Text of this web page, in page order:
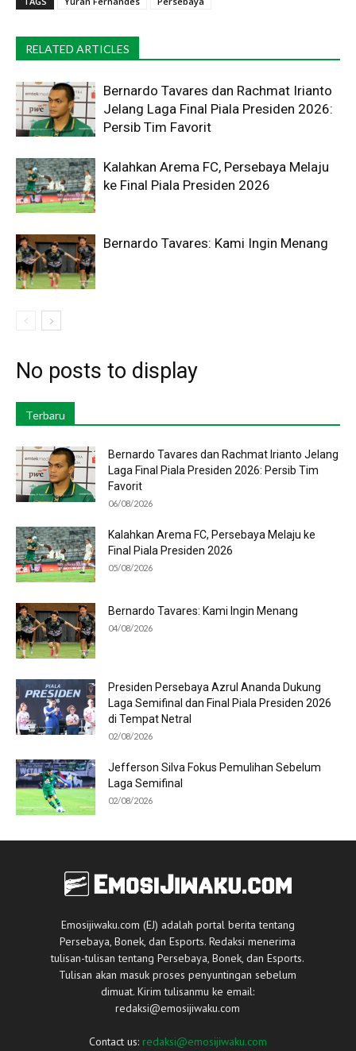
RELATED ARTICLES
Bernardo Tavares dan Rachmat Irianto
Jelang Laga Final Piala Presiden 2026:
Persib Tim Favorit
Kalahkan Arema FC, Persebaya Melaju
ke Final Piala Presiden 2026
Bernardo Tavares: Kami Ingin Menang
No posts to display
Terbaru
Bernardo Tavares dan Rachmat Irianto Jelang
Laga Final Piala Presiden 2026: Persib Tim
Favorit
06/08/2026
Kalahkan Arema FC, Persebaya Melaju ke
Final Piala Presiden 2026
05/08/2026
Bernardo Tavares: Kami Ingin Menang
04/08/2026
Presiden Persebaya Azrul Ananda Dukung
Laga Semifinal dan Final Piala Presiden 2026
di Tempat Netral
02/08/2026
Jefferson Silva Fokus Pemulihan Sebelum
Laga Semifinal
02/08/2026
Emosijiwaku.com (EJ) adalah portal berita tentang
Persebaya, Bonek, dan Esports. Redaksi menerima
tulisan-tulisan tentang Persebaya, Bonek, dan Esports.
Tulisan akan masuk proses penyuntingan sebelum
dimuat. Kirim tulisanmu ke email:
redaksi@emosijiwaku.com
Contact us: redaksi@emosijiwaku.com